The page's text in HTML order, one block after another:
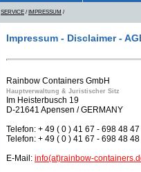
SERVICE / IMPRESSUM /
Impressum - Disclaimer -
Rainbow Containers GmbH
Hauptverwaltung & Juristischer Sitz
Im Heisterbusch 19
D-21641 Apensen / GERMANY
Telefon: + 49 ( 0 ) 41 67 - 698 48
Telefon: + 49 ( 0 ) 41 67 - 698 48
E-Mail: info(at)rainbow-